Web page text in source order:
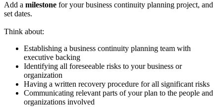
Add a milestone for your business continuity planning project, and
set dates.
Think about:
Establishing a business continuity planning team with
executive backing
Identifying all foreseeable risks to your business or
organization
Having a written recovery procedure for all significant risks
Communicating relevant parts of your plan to the people and
organizations involved